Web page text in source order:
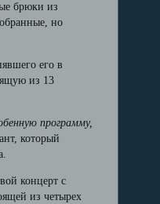
брюки из
но
его в
из 13
программу,
который
концерт с
из четырех